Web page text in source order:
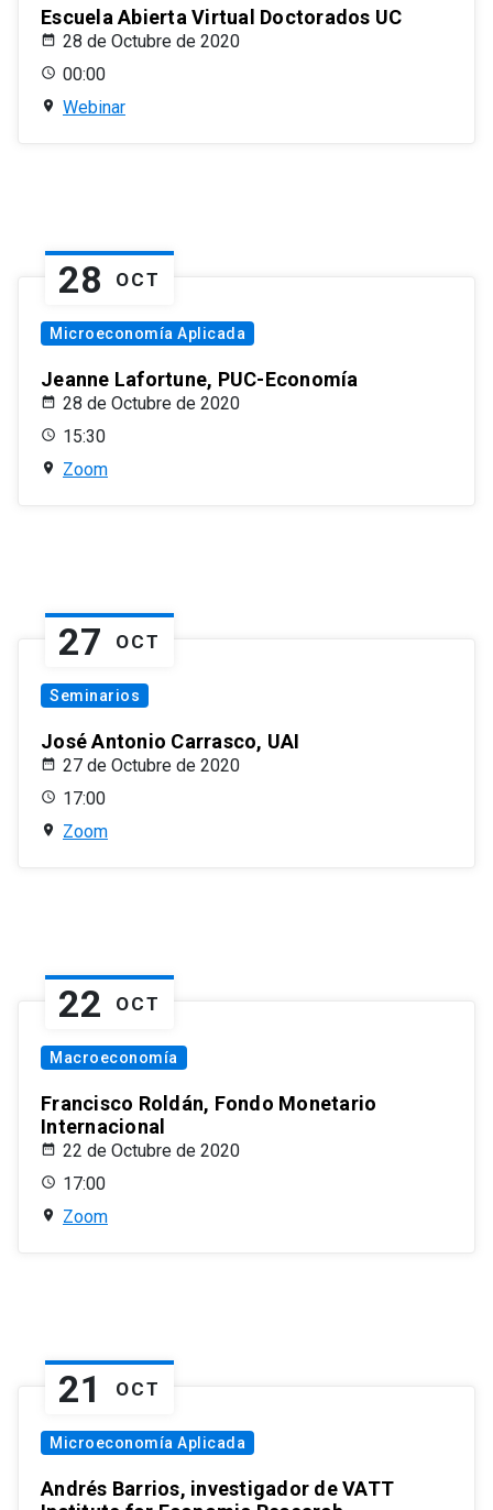
Escuela Abierta Virtual Doctorados UC
28 de Octubre de 2020
00:00
Webinar
28 OCT
Microeconomía Aplicada
Jeanne Lafortune, PUC-Economía
28 de Octubre de 2020
15:30
Zoom
27 OCT
Seminarios
José Antonio Carrasco, UAI
27 de Octubre de 2020
17:00
Zoom
22 OCT
Macroeconomía
Francisco Roldán, Fondo Monetario
Internacional
22 de Octubre de 2020
17:00
Zoom
21 OCT
Microeconomía Aplicada
Andrés Barrios, investigador de VATT